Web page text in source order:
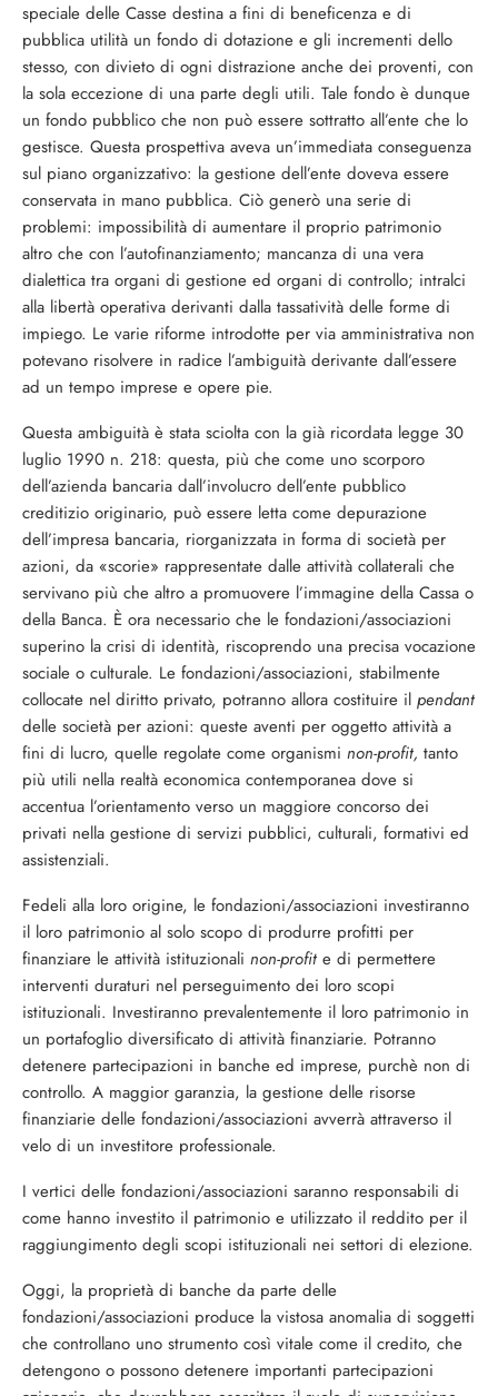
speciale delle Casse de­stina a fini di beneficenza e di
pubblica uti­lità un fondo di dotazione e gli incrementi dello
stesso, con divieto di ogni distrazione anche dei proventi, con
la sola eccezione di una parte degli utili. Tale fondo è dunque
un fondo pubblico che non può essere sot­tratto all’ente che lo
gestisce. Questa pro­spettiva aveva un’immediata conseguenza
sul piano organizzativo: la gestione dell’ente doveva essere
conservata in mano pubblica. Ciò generò una serie di
problemi: impossi­bilità di aumentare il proprio patrimonio
altro che con l’autofinanziamento; mancan­za di una vera
dialettica tra organi di ge­stione ed organi di controllo; intralci
alla li­bertà operativa derivanti dalla tassatività delle forme di
impiego. Le varie riforme in­trodotte per via amministrativa non
poteva­no risolvere in radice l’ambiguità derivante dall’essere
ad un tempo imprese e opere pie.
Questa ambiguità è stata sciolta con la già ricordata legge 30
luglio 1990 n. 218: questa, più che come uno scorporo
dell’azienda bancaria dall’involucro dell’ente pubblico
creditizio originario, può essere letta come depurazione
dell’impresa banca­ria, riorganizzata in forma di società per
azioni, da «scorie» rappresentate dalle atti­vità collaterali che
servivano più che altro a promuovere l’immagine della Cassa o
della Banca. È ora necessario che le fondazio­ni/associazioni
superino la crisi di identità, riscoprendo una precisa vocazione
sociale o culturale. Le fondazioni/associazioni, stabil­mente
collocate nel diritto privato, potran­no allora costituire il pendant
delle società per azioni: queste aventi per oggetto attività a
fini di lucro, quelle regolate come organi­smi non-profit, tanto
più utili nella realtà economica contemporanea dove si
accentua l’orientamento verso un maggiore concorso dei
privati nella gestione di servizi pubblici, culturali, formativi ed
assistenziali.
Fedeli alla loro origine, le fondazioni/as­sociazioni investiranno
il loro patrimonio al solo scopo di produrre profitti per
finanzia­re le attività istituzionali non-profite di per­mettere
interventi duraturi nel persegui­mento dei loro scopi
istituzionali. Investi­ranno prevalentemente il loro patrimonio in
un portafoglio diversificato di attività finan­ziarie. Potranno
detenere partecipazioni in banche ed imprese, purchè non di
control­lo. A maggior garanzia, la gestione delle ri­sorse
finanziarie delle fondazioni/associa­zioni avverrà attraverso il
velo di un investi­tore professionale.
I vertici delle fondazioni/associazioni sa­ranno responsabili di
come hanno investito il patrimonio e utilizzato il reddito per il
raggiungimento degli scopi istituzionali nei settori di elezione.
Oggi, la proprietà di banche da parte del­le
fondazioni/associazioni produce la visto­sa anomalia di soggetti
che controllano uno strumento così vitale come il credito, che
detengono o possono detenere importanti partecipazioni